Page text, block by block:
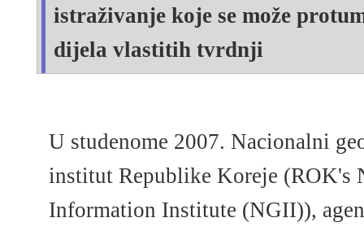
istraživanje koje se može
dijela vlastitih tvrdnji
U studenome 2007. Nacionalni
institut Republike Koreje (ROK's
Information Institute (NGII)),